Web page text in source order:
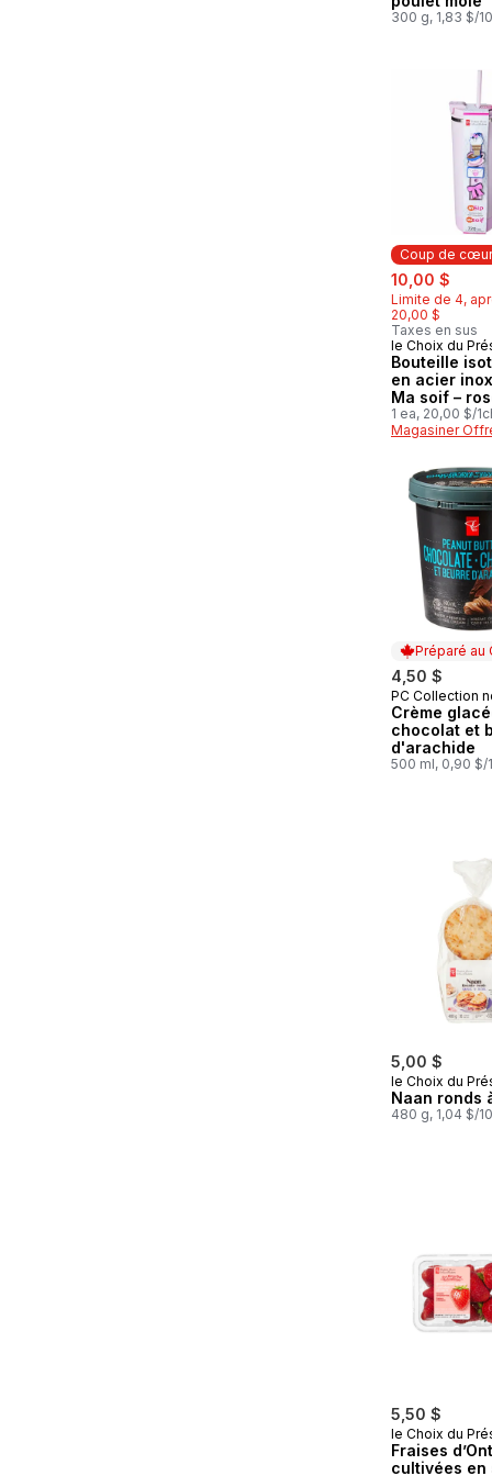
300 g, 1,83 $/
Coup de cœur
sale:
10,00 $
Limite de 4,
20,00 $
Taxes en sus
Coup de
le Choix du
Bouteille
en acier
Ma soif –
1 ea, 20,00 $/
Magasiner
Préparé au
4,50 $
Préparé au
PC Collection
Crème
chocolat et
d'arachide
500 ml, 0,90 $/
5,00 $
le Choix du
Naan ronds
480 g, 1,04 $/
5,50 $
le Choix du
Fraises
cultivées en